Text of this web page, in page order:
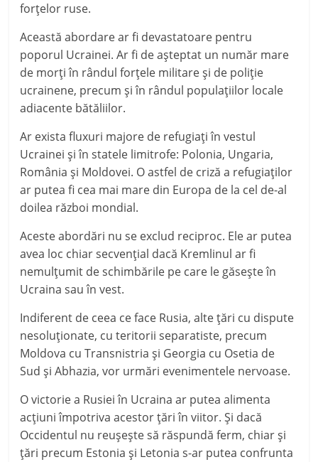
forţelor ruse.
Această abordare ar fi devastatoare pentru
poporul Ucrainei. Ar fi de aşteptat un număr mare
de morţi în rândul forţele militare şi de poliţie
ucrainene, precum şi în rândul populaţiilor locale
adiacente bătăliilor.
Ar exista fluxuri majore de refugiaţi în vestul
Ucrainei şi în statele limitrofe: Polonia, Ungaria,
România şi Moldovei. O astfel de criză a refugiaţilor
ar putea fi cea mai mare din Europa de la cel de-al
doilea război mondial.
Aceste abordări nu se exclud reciproc. Ele ar putea
avea loc chiar secvenţial dacă Kremlinul ar fi
nemulţumit de schimbările pe care le găseşte în
Ucraina sau în vest.
Indiferent de ceea ce face Rusia, alte ţări cu dispute
nesoluţionate, cu teritorii separatiste, precum
Moldova cu Transnistria şi Georgia cu Osetia de
Sud şi Abhazia, vor urmări evenimentele nervoase.
O victorie a Rusiei în Ucraina ar putea alimenta
acţiuni împotriva acestor ţări în viitor. Şi dacă
Occidentul nu reuşeşte să răspundă ferm, chiar şi
ţări precum Estonia şi Letonia s-ar putea confrunta